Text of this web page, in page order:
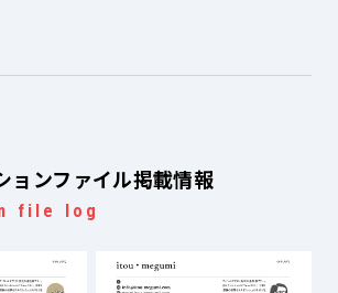
ョンファイル掲載情報
file log